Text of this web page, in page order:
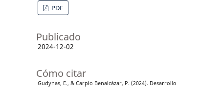
PDF
Publicado
2024-12-02
Cómo citar
Gudynas, E., & Carpio Benalcázar, P. (2024). Desarrollo